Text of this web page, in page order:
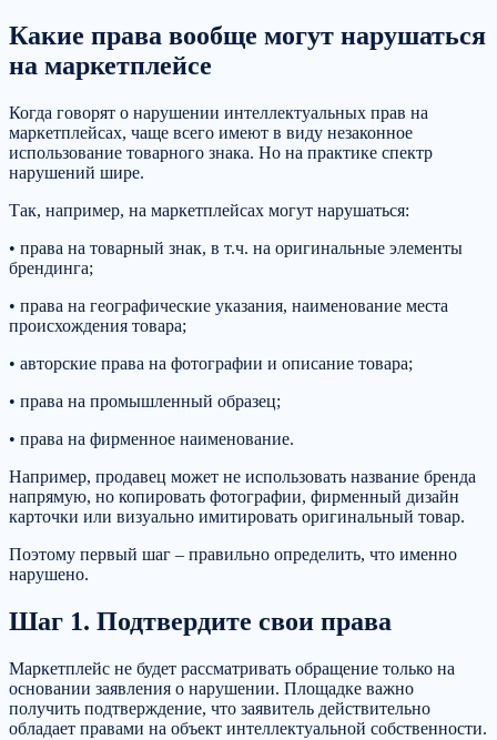
Какие права вообще могут нарушаться
на маркетплейсе
Когда говорят о нарушении интеллектуальных прав на
маркетплейсах, чаще всего имеют в виду незаконное
использование товарного знака. Но на практике спектр
нарушений шире.
Так, например, на маркетплейсах могут нарушаться:
• права на товарный знак, в т.ч. на оригинальные элементы
брендинга;
• права на географические указания, наименование места
происхождения товара;
• авторские права на фотографии и описание товара;
• права на промышленный образец;
• права на фирменное наименование.
Например, продавец может не использовать название бренда
напрямую, но копировать фотографии, фирменный дизайн
карточки или визуально имитировать оригинальный товар.
Поэтому первый шаг – правильно определить, что именно
нарушено.
Шаг 1. Подтвердите свои права
Маркетплейс не будет рассматривать обращение только на
основании заявления о нарушении. Площадке важно
получить подтверждение, что заявитель действительно
обладает правами на объект интеллектуальной собственности.